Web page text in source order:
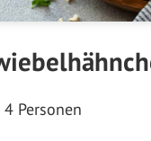
4 Personen